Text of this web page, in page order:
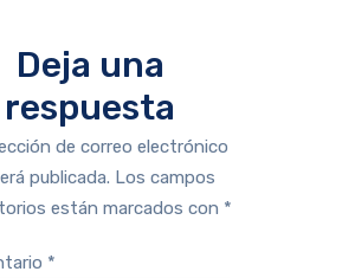
Deja una
respuesta
de correo electrónico
publicada. Los campos
están marcados con *
*